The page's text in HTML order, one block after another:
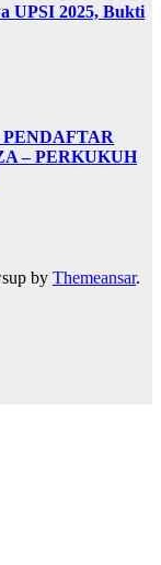
UPSI 2025, Bukti
– PERKUKUH
by Themeansar.